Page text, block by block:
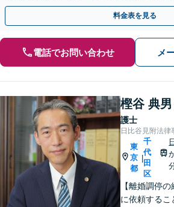
【事前予約で休日・夜間面談可】
料金表を見る
電話でお問い合わせ メ
樫谷 典男
護士
日比谷見附法律
東
京
都
|
千
代
田
区
【離婚調停
に依頼するこ